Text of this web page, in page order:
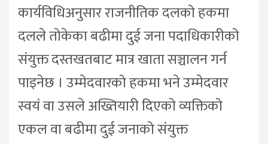
कार्यविधिअनुसार राजनीतिक दलको हकमा
दलले तोकेका बढीमा दुई जना पदाधिकारीको
संयुक्त दस्तखतबाट मात्र खाता सञ्चालन गर्न
पाइनेछ । उम्मेदवारको हकमा भने उम्मेदवार
स्वयं वा उसले अख्तियारी दिएको व्यक्तिको
एकल वा बढीमा दुई जनाको संयुक्त